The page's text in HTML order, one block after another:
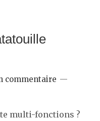
commentaire
multi-fonctions ?